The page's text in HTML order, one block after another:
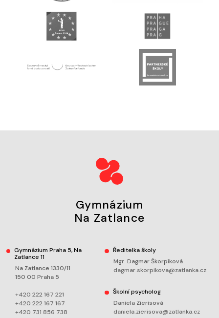
Gymnázium
Na Zatlance
Gymnázium Praha 5, Na
Zatlance 11
Na Zatlance 1330/11
150 00 Praha 5
+420 222 167 221
+420 222 167 167
+420 731 856 738
Ředitelka školy
Mgr. Dagmar Škorpíková
dagmar.skorpikova@zatlanka.cz
Školní psycholog
Daniela Zierisová
daniela.zierisova@zatlanka.cz